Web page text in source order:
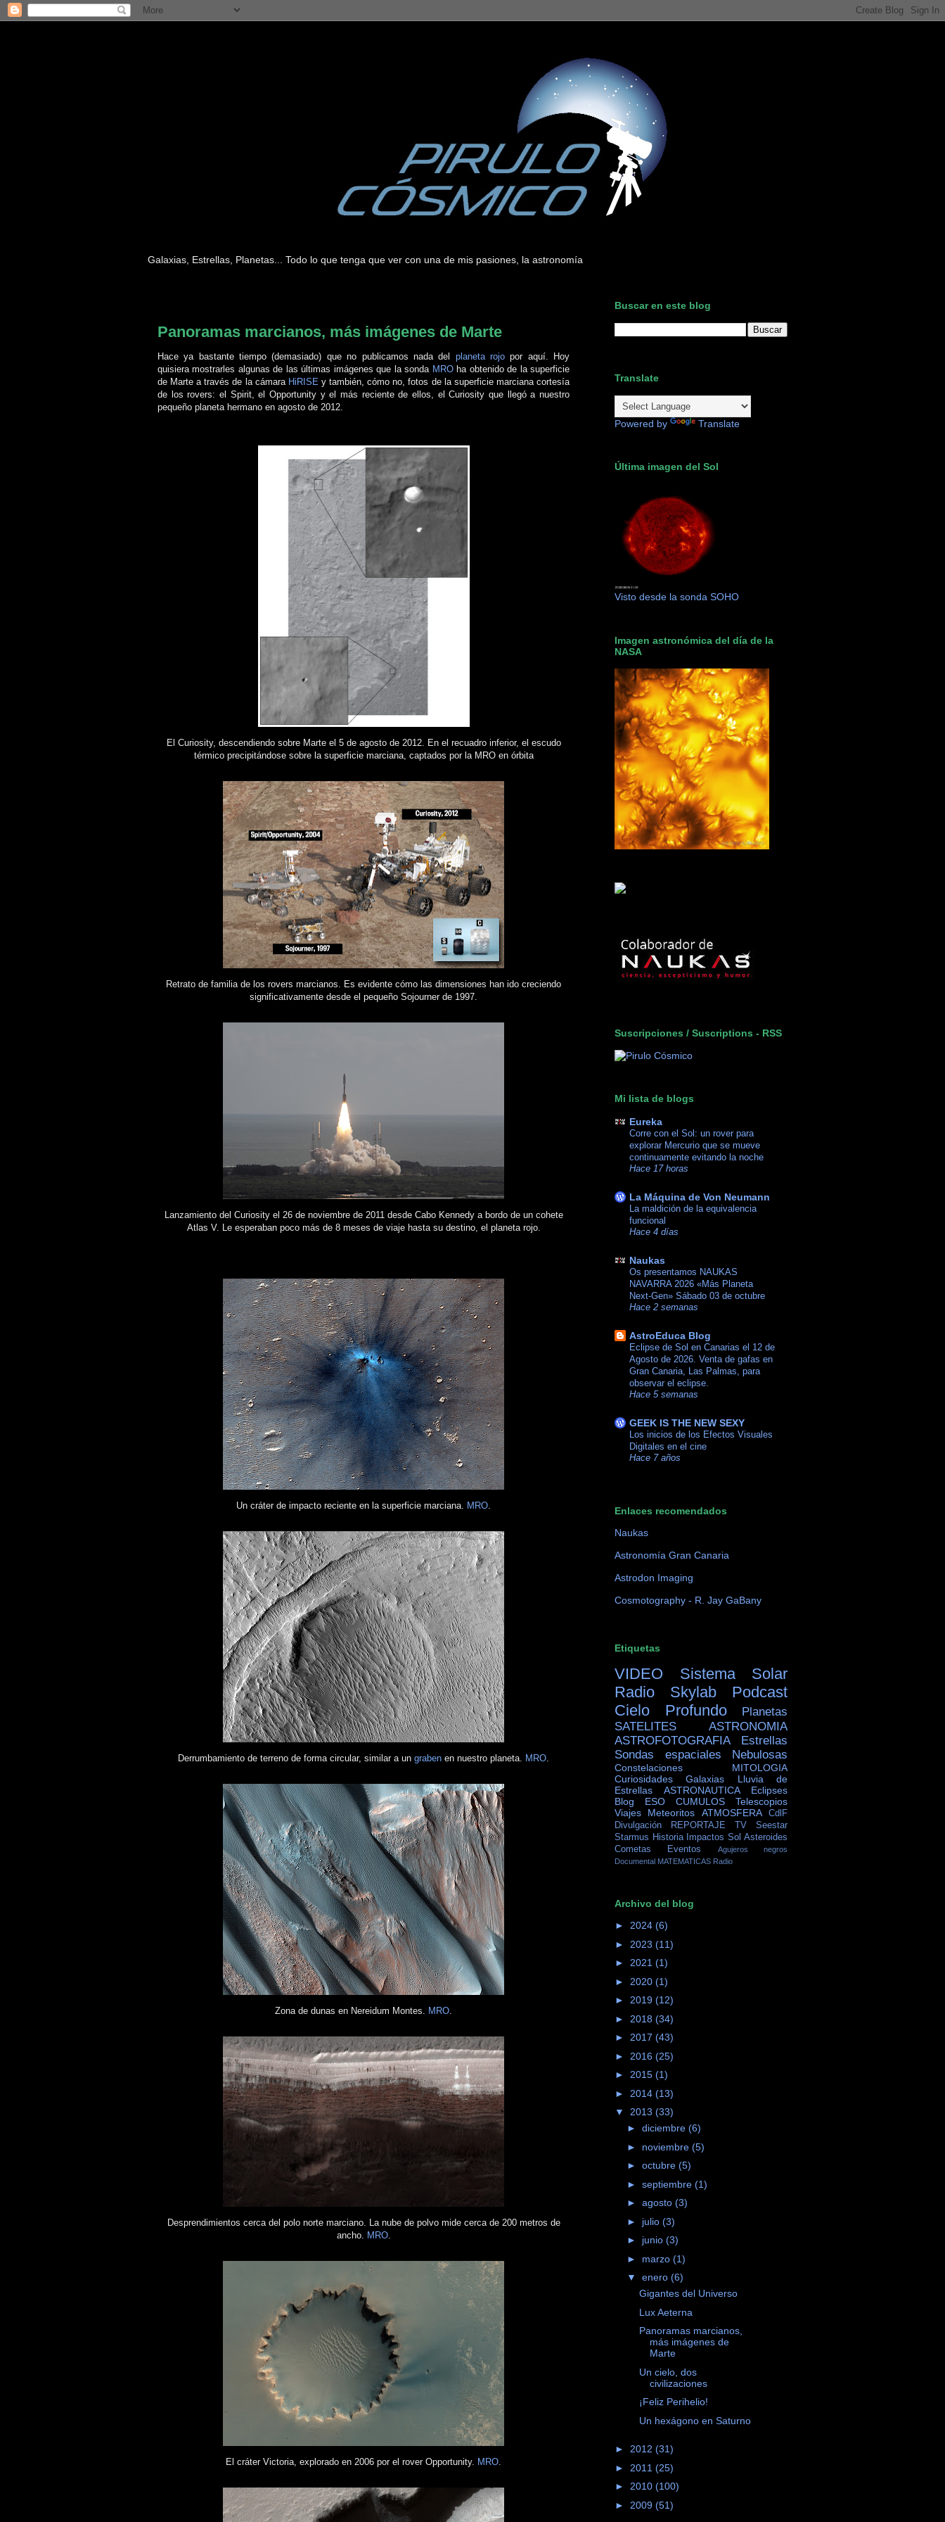
Galaxias, Estrellas, Planetas... Todo lo que tenga que ver con una de mis pasiones, la astronomía
Panoramas marcianos, más imágenes de Marte
Hace ya bastante tiempo (demasiado) que no publicamos nada del planeta rojopor aquí. Hoy
quisiera mostrarles algunas de las últimas imágenes que la sonda MROha obtenido de la superficie
de Marte a través de la cámara HiRISEy también, cómo no, fotos de la superficie marciana cortesía
de los rovers: el Spirit, el Opportunity y el más reciente de ellos, el Curiosity que llegó a nuestro
pequeño planeta hermano en agosto de 2012.
El Curiosity, descendiendo sobre Marte el 5 de agosto de 2012. En el recuadro inferior, el escudo
térmico precipitándose sobre la superficie marciana, captados por la MRO en órbita
Retrato de familia de los rovers marcianos. Es evidente cómo las dimensiones han ido creciendo
significativamente desde el pequeño Sojourner de 1997.
Lanzamiento del Curiosity el 26 de noviembre de 2011 desde Cabo Kennedy a bordo de un cohete
Atlas V. Le esperaban poco más de 8 meses de viaje hasta su destino, el planeta rojo.
Un cráter de impacto reciente en la superficie marciana. MRO.
Derrumbamiento de terreno de forma circular, similar a un graben en nuestro planeta. MRO.
Zona de dunas en Nereidum Montes. MRO.
Desprendimientos cerca del polo norte marciano. La nube de polvo mide cerca de 200 metros de
ancho. MRO.
El cráter Victoria, explorado en 2006 por el rover Opportunity. MRO.
Buscar en este blog
Translate
Powered by Translate
Última imagen del Sol
Visto desde la sonda SOHO
Imagen astronómica del día de la
NASA
Suscripciones / Suscriptions - RSS
Mi lista de blogs
Eureka
Corre con el Sol: un rover para
explorar Mercurio que se mueve
continuamente evitando la noche
Hace 17 horas
La Máquina de Von Neumann
La maldición de la equivalencia
funcional
Hace 4 días
Naukas
Os presentamos NAUKAS
NAVARRA 2026 «Más Planeta
Next-Gen» Sábado 03 de octubre
Hace 2 semanas
AstroEduca Blog
Eclipse de Sol en Canarias el 12 de
Agosto de 2026. Venta de gafas en
Gran Canaria, Las Palmas, para
observar el eclipse.
Hace 5 semanas
GEEK IS THE NEW SEXY
Los inicios de los Efectos Visuales
Digitales en el cine
Hace 7 años
Enlaces recomendados
Naukas
Astronomía Gran Canaria
Astrodon Imaging
Cosmotography - R. Jay GaBany
Etiquetas
VIDEO
Sistema Solar
Radio Skylab
Podcast
Cielo Profundo
Planetas
SATELITES
ASTRONOMIA
ASTROFOTOGRAFIA
Estrellas
Sondas espaciales
Nebulosas
Constelaciones
MITOLOGIA
Curiosidades
Galaxias
Lluvia de
Estrellas
ASTRONAUTICA
Eclipses
Blog
ESO CUMULOS
Telescopios
Viajes
Meteoritos ATMOSFERA
CdlF
Divulgación
REPORTAJE TV
Seestar
Starmus Historia Impactos Sol Asteroides
Cometas
Eventos
Agujeros negros
Documental MATEMATICAS Radio
Archivo del blog
► 2024 (6)
► 2023 (11)
► 2021 (1)
► 2020 (1)
► 2019 (12)
► 2018 (34)
► 2017 (43)
► 2016 (25)
► 2015 (1)
► 2014 (13)
▼ 2013 (33)
► diciembre (6)
► noviembre (5)
► octubre (5)
► septiembre (1)
► agosto (3)
► julio (3)
► junio (3)
► marzo (1)
▼ enero (6)
Gigantes del Universo
Lux Aeterna
Panoramas marcianos,
más imágenes de
Marte
Un cielo, dos
civilizaciones
¡Feliz Perihelio!
Un hexágono en Saturno
► 2012 (31)
► 2011 (25)
► 2010 (100)
► 2009 (51)